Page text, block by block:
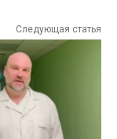
Следующая статья